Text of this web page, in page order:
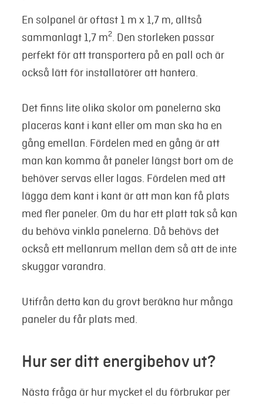
En solpanel är oftast 1 m x 1,7 m, alltså
sammanlagt 1,7 m2. Den storleken passar
perfekt för att transportera på en pall och är
också lätt för installatörer att hantera.
Det finns lite olika skolor om panelerna ska
placeras kant i kant eller om man ska ha en
gång emellan. Fördelen med en gång är att
man kan komma åt paneler längst bort om de
behöver servas eller lagas. Fördelen med att
lägga dem kant i kant är att man kan få plats
med fler paneler. Om du har ett platt tak så kan
du behöva vinkla panelerna. Då behövs det
också ett mellanrum mellan dem så att de inte
skuggar varandra.
Utifrån detta kan du grovt beräkna hur många
paneler du får plats med.
Hur ser ditt energibehov ut?
Nästa fråga är hur mycket el du förbrukar per